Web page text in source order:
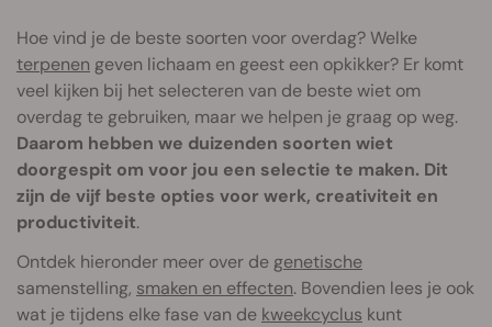
Hoe vind je de beste soorten voor overdag? Welke
terpenen geven lichaam en geest een opkikker? Er komt
veel kijken bij het selecteren van de beste wiet om
overdag te gebruiken, maar we helpen je graag op weg.
Daarom hebben we duizenden soorten wiet
doorgespit om voor jou een selectie te maken. Dit
zijn de vijf beste opties voor werk, creativiteit en
productiviteit.
Ontdek hieronder meer over de genetische
samenstelling, smaken en effecten. Bovendien lees je ook
wat je tijdens elke fase van de kweekcyclus kunt